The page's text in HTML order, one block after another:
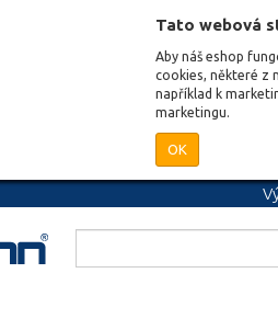
Tato webová
Aby náš eshop
cookies, některé z
například k
marketingu.
OK